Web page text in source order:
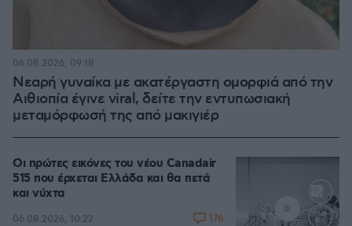
Νεαρή γυναίκα με ακατέργαστη ομορφιά από την
Αιθιοπία έγινε viral, δείτε την εντυπωσιακή
μεταμόρφωσή της από μακιγιέρ
06.08.2026, 09:18
Οι πρώτες εικόνες του νέου Canadair
515 που έρχεται Ελλάδα και θα πετά
και νύχτα
06.08.2026, 10:22 176